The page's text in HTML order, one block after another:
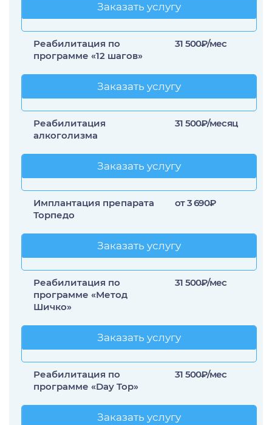
Заказать услугу
Заказать услугу
Реабилитация по
программе «12 шагов»
31 500₽/мес
Заказать услугу
Заказать услугу
Реабилитация
алкоголизма
31 500₽/месяц
Заказать услугу
Заказать услугу
Имплантация препарата
Торпедо
от 3 690₽
Заказать услугу
Заказать услугу
Реабилитация по
программе «Метод
Шичко»
31 500₽/мес
Заказать услугу
Заказать услугу
Реабилитация по
программе «Day Top»
31 500₽/мес
Заказать услугу